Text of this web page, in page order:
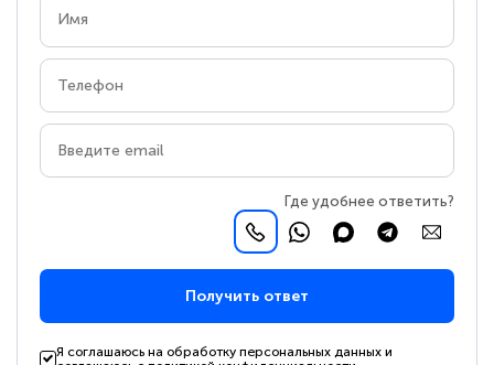
Где удобнее ответить?
Получить ответ
Я соглашаюсь на обработку персональных данных и